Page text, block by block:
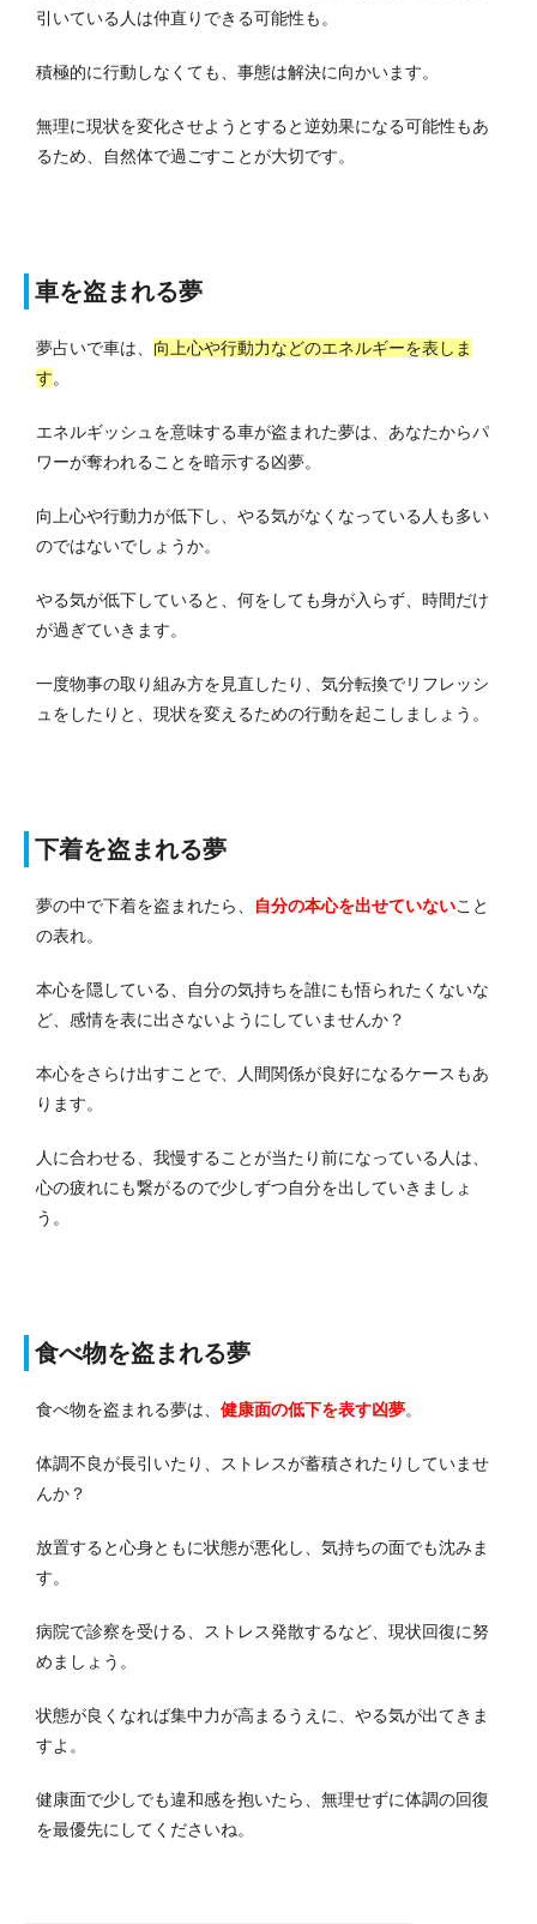
引いている人は仲直りできる可能性も。
積極的に行動しなくても、事態は解決に向かいます。
無理に現状を変化させようとすると逆効果になる可能性もあ
るため、自然体で過ごすことが大切です。
車を盗まれる夢
夢占いで車は、 向上心や行動力などのエネルギーを表しま
す。
エネルギッシュを意味する車が盗まれた夢は、あなたからパ
ワーが奪われることを暗示する凶夢。
向上心や行動力が低下し、やる気がなくなっている人も多い
のではないでしょうか。
やる気が低下していると、何をしても身が入らず、時間だけ
が過ぎていきます。
一度物事の取り組み方を見直したり、気分転換でリフレッシ
ュをしたりと、現状を変えるための行動を起こしましょう。
下着を盗まれる夢
夢の中で下着を盗まれたら、 自分の本心を出せていないこと
の表れ。
本心を隠している、自分の気持ちを誰にも悟られたくないな
ど、感情を表に出さないようにしていませんか？
本心をさらけ出すことで、人間関係が良好になるケースもあ
ります。
人に合わせる、我慢することが当たり前になっている人は、
心の疲れにも繋がるので少しずつ自分を出していきましょ
う。
食べ物を盗まれる夢
食べ物を盗まれる夢は、 健康面の低下を表す凶夢。
体調不良が長引いたり、ストレスが蓄積されたりしていませ
んか？
放置すると心身ともに状態が悪化し、気持ちの面でも沈みま
す。
病院で診察を受ける、ストレス発散するなど、現状回復に努
めましょう。
状態が良くなれば集中力が高まるうえに、やる気が出てきま
すよ。
健康面で少しでも違和感を抱いたら、無理せずに体調の回復
を最優先にしてくださいね。